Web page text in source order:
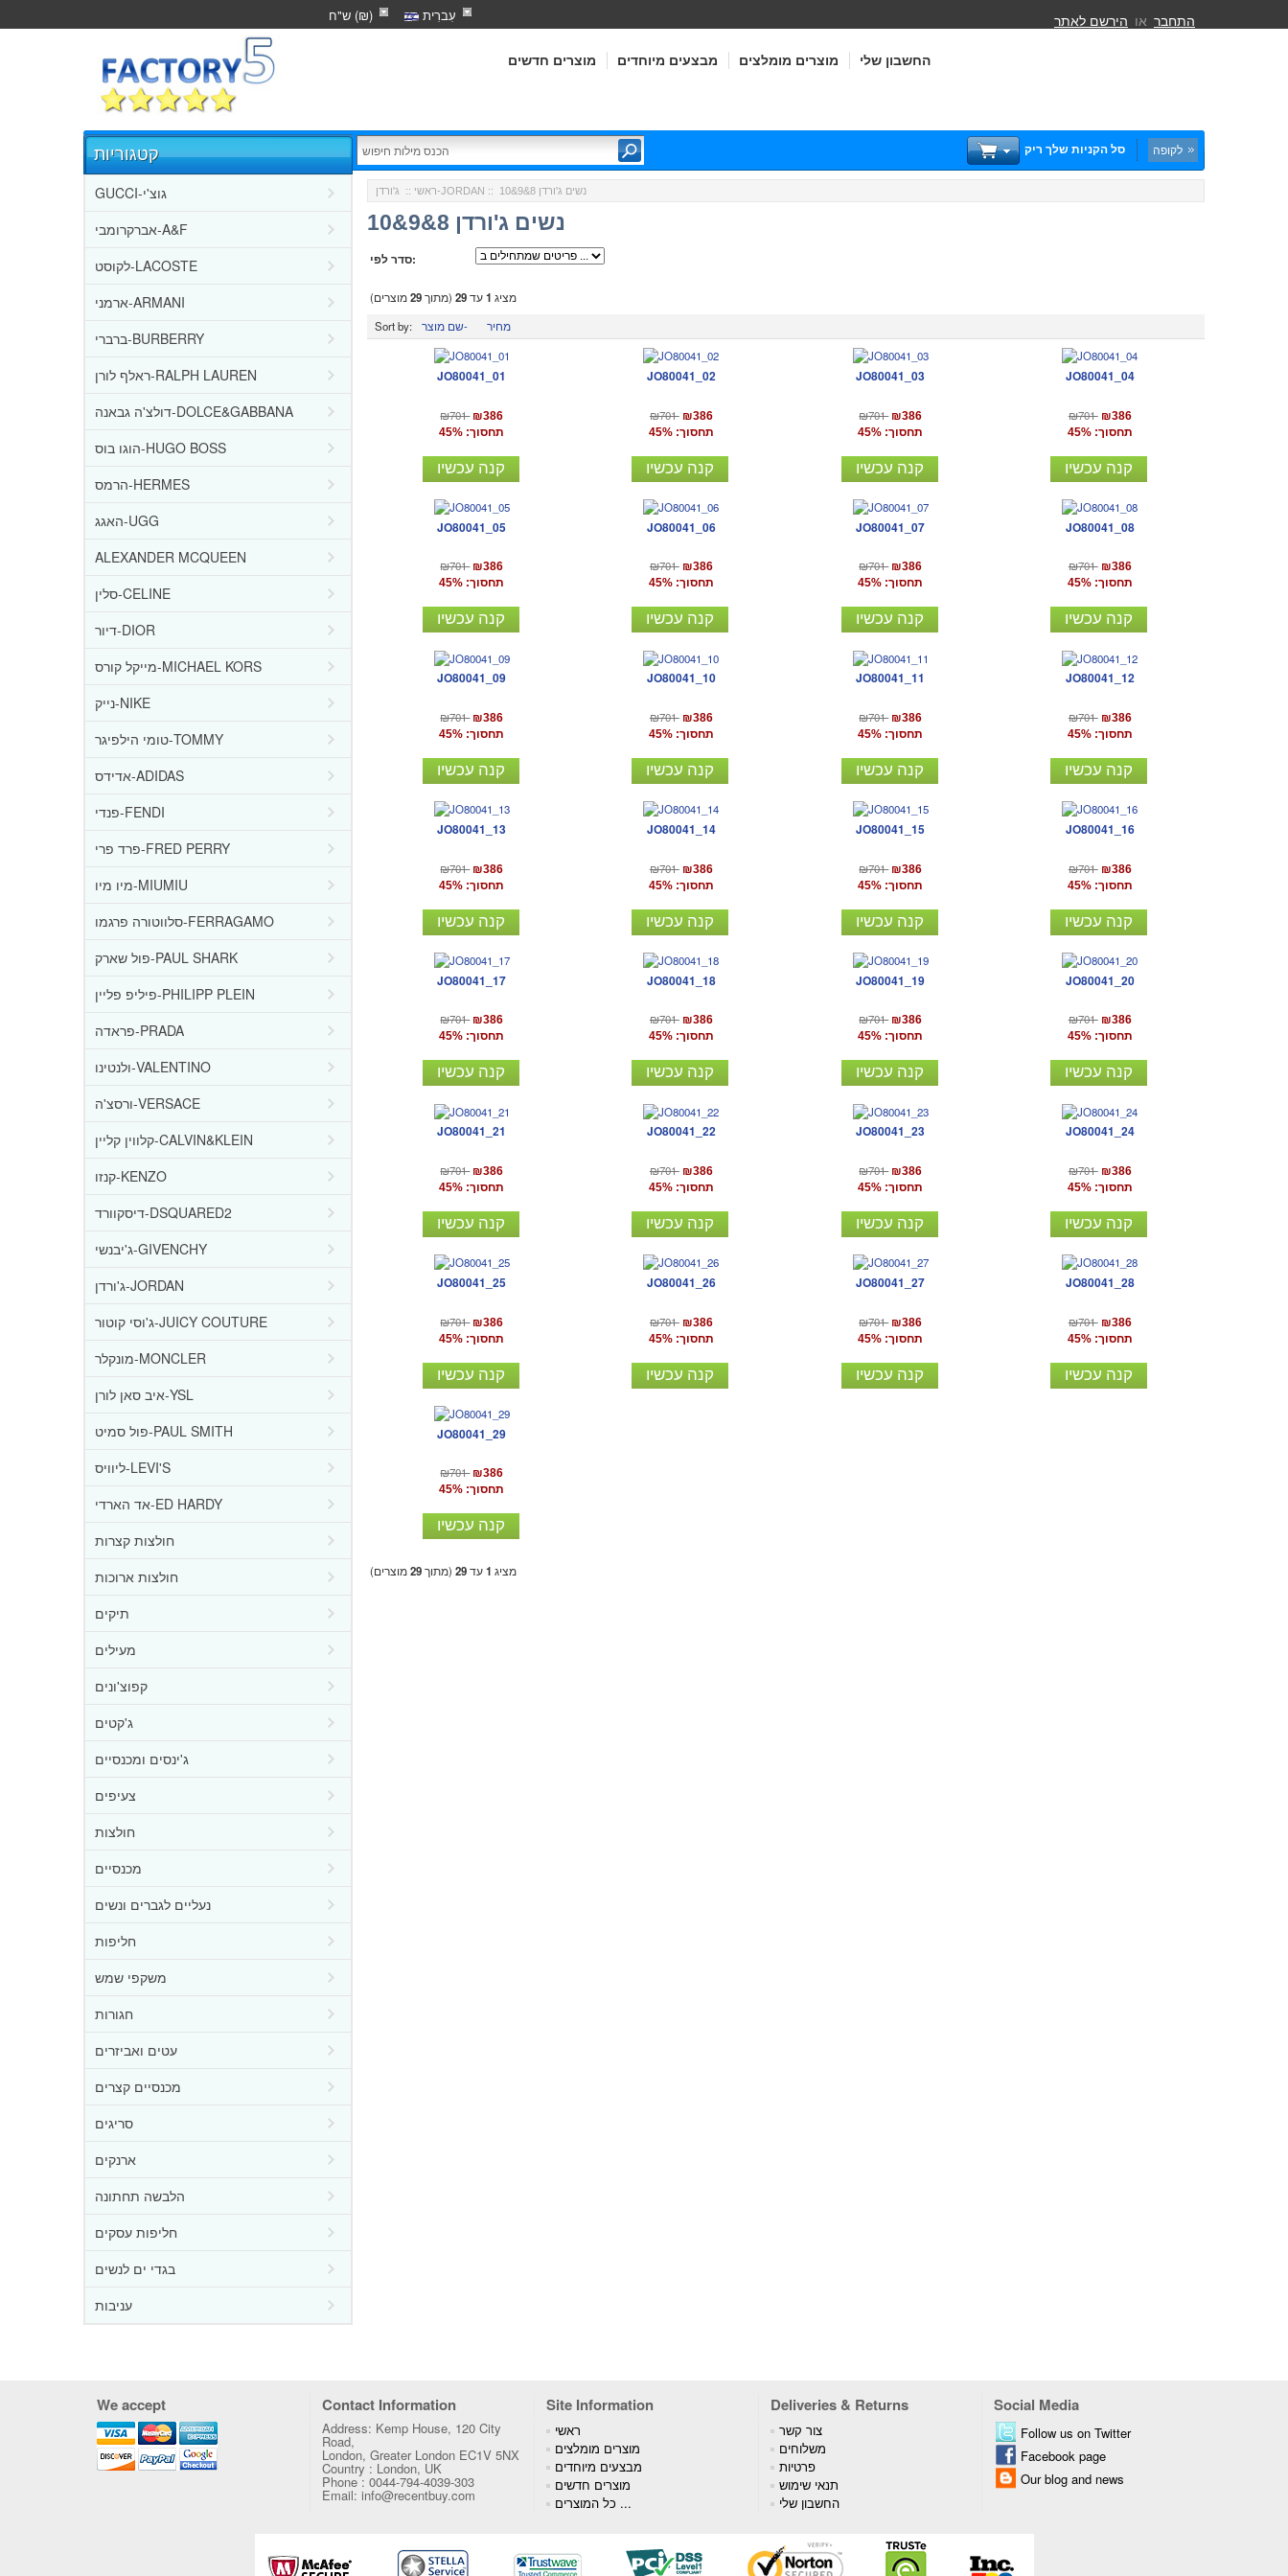
עִברִית ש"ח (₪)
מוצרים חדשים מבצעים מיוחדים מוצרים מומלצים החשבון שלי
התחבר או הירשם לאתר
סל הקניות שלך ריק לקופה
קטגוריות
GUCCI-גוצ'י
אברקרומבי-A&F
לקוסט-LACOSTE
ארמני-ARMANI
ברברי-BURBERRY
ראלף לורן-RALPH LAUREN
דולצ'ה גבאנה-DOLCE&GABBANA
הוגו בוס-HUGO BOSS
הרמס-HERMES
האגג-UGG
ALEXANDER MCQUEEN
סלין-CELINE
דיור-DIOR
מייקל קורס-MICHAEL KORS
נייק-NIKE
טומי הילפיגר-TOMMY
אדידס-ADIDAS
פנדי-FENDI
פרד פרי-FRED PERRY
מיו מיו-MIUMIU
סלווטורה פרגמו-FERRAGAMO
פול שארק-PAUL SHARK
פיליפ פליין-PHILIPP PLEIN
פראדה-PRADA
ולנטינו-VALENTINO
ורסצ'ה-VERSACE
קלווין קליין-CALVIN&KLEIN
קנזו-KENZO
דיסקוורד-DSQUARED2
ג'יבנשי-GIVENCHY
ג'ורדן-JORDAN
ג'וסי קוטור-JUICY COUTURE
מונקלר-MONCLER
איב סאן לורן-YSL
פול סמיט-PAUL SMITH
ליוויס-LEVI'S
אד הארדי-ED HARDY
חולצות קצרות
חולצות ארוכות
תיקים
מעילים
קפוצ'ונים
ג'קטים
ג'ינסים ומכנסיים
צעיפים
חולצות
מכנסיים
נעליים לגברים ונשים
חליפות
משקפי שמש
חגורות
עטים ואביזרים
מכנסיים קצרים
סריגים
ארנקים
הלבשה תחתונה
חליפות עסקים
בגדי ים לנשים
עניבות
ראשי :: ג'ורדן-JORDAN :: נשים ג'ורדן 8&9&10
נשים ג'ורדן 8&9&10
סדר לפי:
מציג 1עד29(מתוך29מוצרים)
Sort by:
שם מוצר- מחיר
JO80041_01
₪701 ₪386
תחסוך: 45%
קנה עכשיו
JO80041_02
₪701 ₪386
תחסוך: 45%
קנה עכשיו
JO80041_03
₪701 ₪386
תחסוך: 45%
קנה עכשיו
JO80041_04
₪701 ₪386
תחסוך: 45%
קנה עכשיו
JO80041_05
₪701 ₪386
תחסוך: 45%
קנה עכשיו
JO80041_06
₪701 ₪386
תחסוך: 45%
קנה עכשיו
JO80041_07
₪701 ₪386
תחסוך: 45%
קנה עכשיו
JO80041_08
₪701 ₪386
תחסוך: 45%
קנה עכשיו
JO80041_09
₪701 ₪386
תחסוך: 45%
קנה עכשיו
JO80041_10
₪701 ₪386
תחסוך: 45%
קנה עכשיו
JO80041_11
₪701 ₪386
תחסוך: 45%
קנה עכשיו
JO80041_12
₪701 ₪386
תחסוך: 45%
קנה עכשיו
JO80041_13
₪701 ₪386
תחסוך: 45%
קנה עכשיו
JO80041_14
₪701 ₪386
תחסוך: 45%
קנה עכשיו
JO80041_15
₪701 ₪386
תחסוך: 45%
קנה עכשיו
JO80041_16
₪701 ₪386
תחסוך: 45%
קנה עכשיו
JO80041_17
₪701 ₪386
תחסוך: 45%
קנה עכשיו
JO80041_18
₪701 ₪386
תחסוך: 45%
קנה עכשיו
JO80041_19
₪701 ₪386
תחסוך: 45%
קנה עכשיו
JO80041_20
₪701 ₪386
תחסוך: 45%
קנה עכשיו
JO80041_21
₪701 ₪386
תחסוך: 45%
קנה עכשיו
JO80041_22
₪701 ₪386
תחסוך: 45%
קנה עכשיו
JO80041_23
₪701 ₪386
תחסוך: 45%
קנה עכשיו
JO80041_24
₪701 ₪386
תחסוך: 45%
קנה עכשיו
JO80041_25
₪701 ₪386
תחסוך: 45%
קנה עכשיו
JO80041_26
₪701 ₪386
תחסוך: 45%
קנה עכשיו
JO80041_27
₪701 ₪386
תחסוך: 45%
קנה עכשיו
JO80041_28
₪701 ₪386
תחסוך: 45%
קנה עכשיו
JO80041_29
₪701 ₪386
תחסוך: 45%
קנה עכשיו
מציג 1עד29(מתוך29מוצרים)
We accept Contact Information Site Information Deliveries & Returns Social Media
Address: Kemp House, 120 City
Road,
London, Greater London EC1V 5NX
Country : London, UK
Phone : 0044-794-4039-303
Email: info@recentbuy.com
ראשי
מוצרים מומלצים
מבצעים מיוחדים
מוצרים חדשים
כל המוצרים ...
צור קשר
משלוחים
פרטיות
תנאי שימוש
החשבון שלי
Follow us on Twitter
Facebook page
Our blog and news